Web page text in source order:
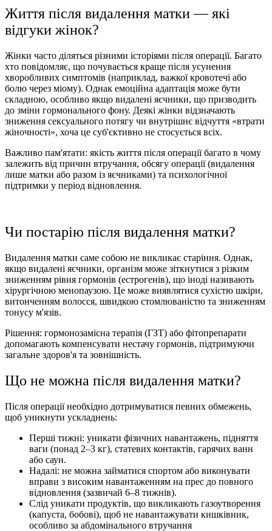
Життя після видалення матки — які
відгуки жінок?
Жінки часто діляться різними історіями після операції. Багато
хто повідомляє, що почувається краще після усунення
хворобливих симптомів (наприклад, важкої кровотечі або
болю через міому). Однак емоційна адаптація може бути
складною, особливо якщо видалені яєчники, що призводить
до зміни гормонального фону. Деякі жінки відзначають
зниження сексуального потягу чи внутрішнє відчуття «втрати
жіночності», хоча це суб'єктивно не стосується всіх.
Важливо пам'ятати: якість життя після операції багато в чому
залежить від причин втручання, обсягу операції (видалення
лише матки або разом із яєчниками) та психологічної
підтримки у період відновлення.
Чи постарію після видалення матки?
Видалення матки саме собою не викликає старіння. Однак,
якщо видалені яєчники, організм може зіткнутися з різким
зниженням рівня гормонів (естрогенів), що іноді називають
хірургічною менопаузою. Це може виявлятися сухістю шкіри,
витонченням волосся, швидкою стомлюваністю та зниженням
тонусу м'язів.
Рішення: гормонозамісна терапія (ГЗТ) або фітопрепарати
допомагають компенсувати нестачу гормонів, підтримуючи
загальне здоров'я та зовнішність.
Що не можна після видалення матки?
Після операції необхідно дотримуватися певних обмежень,
щоб уникнути ускладнень:
Перші тижні: уникати фізичних навантажень, підняття
ваги (понад 2–3 кг), статевих контактів, гарячих ванн
або саун.
Надалі: не можна займатися спортом або виконувати
вправи з високим навантаженням на прес до повного
відновлення (зазвичай 6–8 тижнів).
Слід уникати продуктів, що викликають газоутворення
(капуста, бобові), щоб не навантажувати кишківник,
особливо за абдомінального втручання